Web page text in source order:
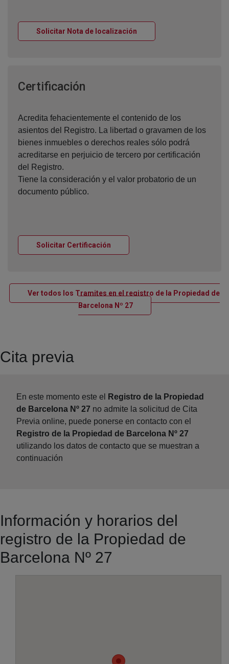
Solicitar Nota de localización
Certificación
Acredita fehacientemente el contenido de los
asientos del Registro. La libertad o gravamen de los
bienes inmuebles o derechos reales sólo podrá
acreditarse en perjuicio de tercero por certificación
del Registro.
Tiene la consideración y el valor probatorio de un
documento público.
Solicitar Certificación
Ver todos los Tramites en el registro de la Propiedad de
Barcelona Nº 27Ventana nueva
Cita previa
En este momento este el
Registro de la Propiedad
de Barcelona Nº 27 no admite la solicitud de Cita
Previa online, puede ponerse en contacto con el
Registro de la Propiedad de Barcelona Nº 27
utilizando los datos de contacto que se muestran a
continuación
Información y horarios del
registro de la Propiedad de
Barcelona Nº 27